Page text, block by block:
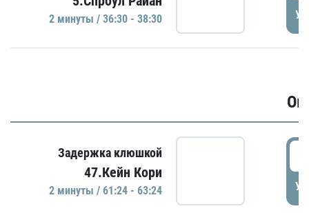
2 минуты / 36:30 - 38:30
Задержка клюшкой
47.Кейн Кори
2 минуты / 61:24 - 63:24